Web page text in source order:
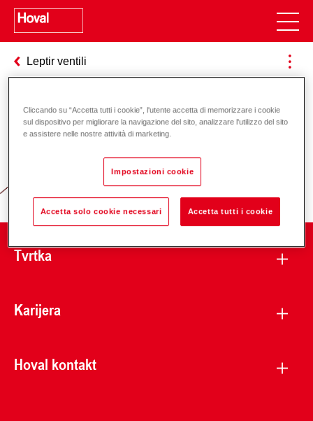
Leptir ventili
Odgovornost za energiju i okoliš
Tvrtka
Karijera
Hoval kontakt
Cliccando su “Accetta tutti i cookie”, l'utente accetta di memorizzare i cookie
sul dispositivo per migliorare la navigazione del sito, analizzare l'utilizzo del sito
e assistere nelle nostre attività di marketing.
Impostazioni cookie
Accetta solo cookie necessari Accetta tutti i cookie